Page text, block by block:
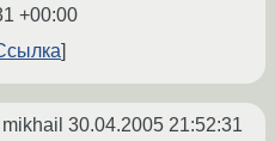
+00:00
30.04.2005 21:52:31